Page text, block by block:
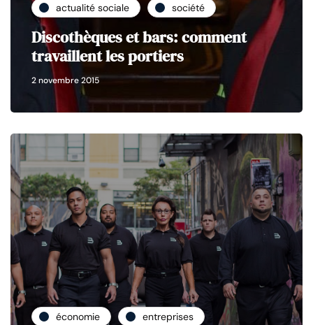
actualité sociale société
Discothèques et bars: comment
travaillent les portiers
2 novembre 2015
économie
entreprises